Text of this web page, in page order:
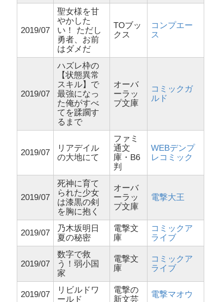
2019/07
聖女様を甘
やかした
い！ ただし
勇者、お前
はダメだ
TOブッ
クス
コンプエー
ス
2019/07
ハズレ枠の
【状態異常
スキル】で
最強になっ
た俺がすべ
てを蹂躙す
るまで
オーバ
ーラッ
プ文庫
コミックガ
ルド
2019/07
リアデイル
の大地にて
ファミ
通文
庫・B6
判
WEBデンプ
レコミック
2019/07
死神に育て
られた少女
は漆黒の剣
を胸に抱く
オーバ
ーラッ
プ文庫
電撃大王
2019/07
乃木坂明日
夏の秘密
電撃文
庫
コミックア
ライブ
2019/07
数字で救
う！弱小国
家
電撃文
庫
コミックア
ライブ
2019/07
リビルドワ
ールド
電撃の
新文芸
電撃マオウ